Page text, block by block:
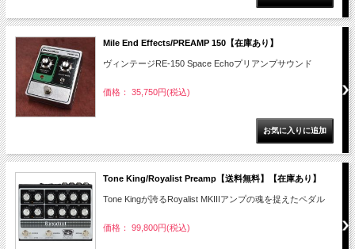
Mile End Effects/PREAMP 150【在庫あり】
ヴィンテージRE-150 Space Echoプリアンプサウンド
価格： 35,750円(税込)
Tone King/Royalist Preamp【送料無料】【在庫あり】
Tone Kingが誇るRoyalist MKIIIアンプの魂を捉えたペダル
価格： 99,800円(税込)